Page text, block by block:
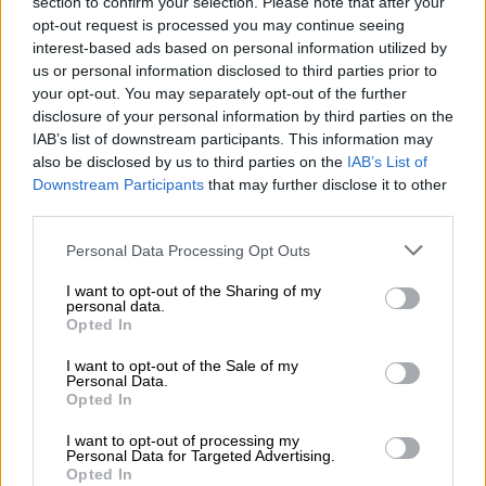
opt-out request is processed you may continue seeing
interest-based ads based on personal information utilized by
us or personal information disclosed to third parties prior to
your opt-out. You may separately opt-out of the further
disclosure of your personal information by third parties on the
IAB’s list of downstream participants. This information may
also be disclosed by us to third parties on the IAB’s List of
Downstream Participants that may further disclose it to other
Personal Data Processing Opt Outs
I want to opt-out of the Sharing of my
personal data.
Opted In
I want to opt-out of the Sale of my
Personal Data.
Opted In
I want to opt-out of processing my
Personal Data for Targeted Advertising.
Opted In
sus compromisos. En la inauguración oficial, el
ministro del Clima de Polonia y presidente de la
COP24, Michal Kurtyka, ha realizado el traspaso de
la presidencia a la ministra de Medio Ambiente de
Chile, Carolina Schmidt Zaldívar.
AUTOR JOSE LUIS MARTÍN
Mas artículos del mismo autor/a
LUNES, 02 DICIEMBRE 2019